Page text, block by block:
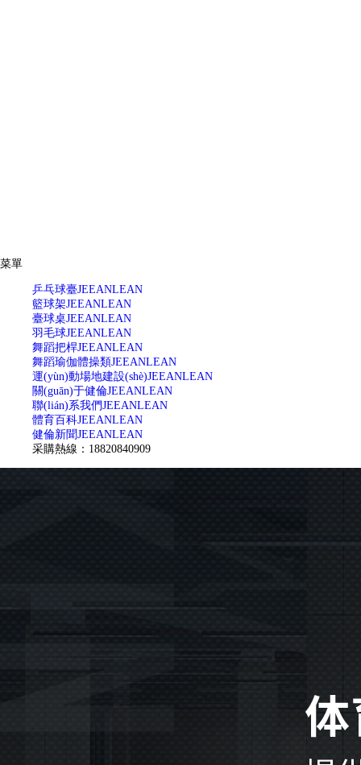
菜單
乒乓球臺JEEANLEAN
籃球架JEEANLEAN
臺球桌JEEANLEAN
羽毛球JEEANLEAN
舞蹈把桿JEEANLEAN
舞蹈瑜伽體操類JEEANLEAN
運(yùn)動場地建設(shè)JEEANLEAN
關(guān)于健倫JEEANLEAN
聯(lián)系我們JEEANLEAN
體育百科JEEANLEAN
健倫新聞JEEANLEAN
采購熱線：18820840909